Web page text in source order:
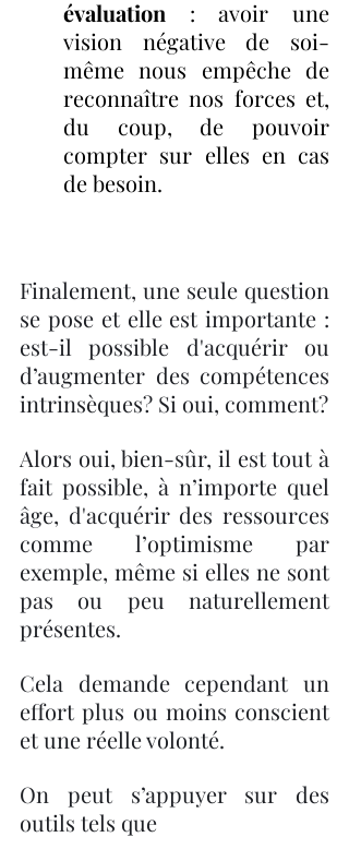
évaluation : avoir une
vision négative de soi-
même nous empêche de
reconnaître nos forces et,
du coup, de pouvoir
compter sur elles en cas
de besoin.
Finalement, une seule question
se pose et elle est importante :
est-il possible d'acquérir ou
d’augmenter des compétences
intrinsèques? Si oui, comment?
Alors oui, bien-sûr, il est tout à
fait possible, à n’importe quel
âge, d'acquérir des ressources
comme l’optimisme par
exemple, même si elles ne sont
pas ou peu naturellement
présentes.
Cela demande cependant un
effort plus ou moins conscient
et une réelle volonté.
On peut s’appuyer sur des
outils tels que